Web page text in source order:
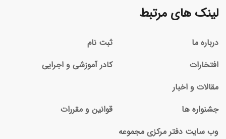
لینک های مرتبط
درباره ما
ثبت نام
افتخارات
کادر آموزشی و اجرایی
مقالات و اخبار
جشنواره ها
قوانین و مقررات
وب سایت دفتر مرکزی مجموعه